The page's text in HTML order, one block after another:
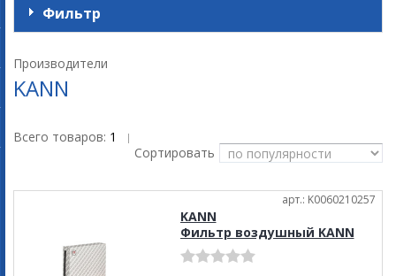
Фильтр
Производители
KANN
Всего товаров: 1 |
Сортировать
арт.: K0060210257
KANN
Фильтр воздушный KANN